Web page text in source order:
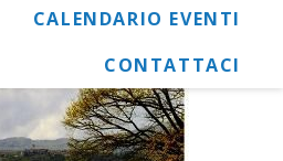
CALENDARIO EVENTI
CONTATTACI